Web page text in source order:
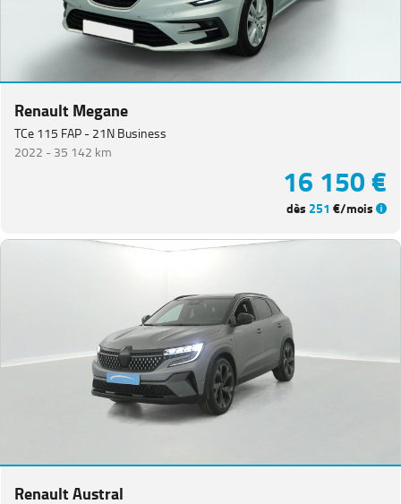
Renault Megane
TCe 115 FAP - 21N Business
2022 -35 142 km
16 150 €
dès 251 €/mois
Renault Austral